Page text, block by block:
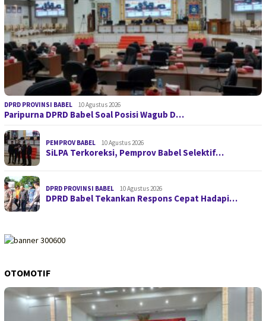
DPRD PROVINSI BABEL 10 Agustus 2026
Paripurna DPRD Babel Soal Posisi Wagub D…
PEMPROV BABEL 10 Agustus 2026
SiLPA Terkoreksi, Pemprov Babel Selektif…
DPRD PROVINSI BABEL 10 Agustus 2026
DPRD Babel Tekankan Respons Cepat Hadapi…
OTOMOTIF